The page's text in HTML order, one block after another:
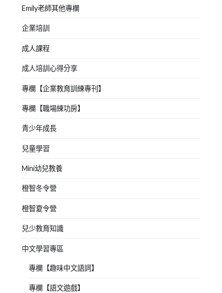
Emily老師其他專欄
企業培訓
成人課程
成人培訓心得分享
專欄【企業教育訓練專刊】
專欄【職場練功房】
青少年成長
兒童學習
Mini幼兒教養
橙智冬令營
橙智夏令營
兒少教育知識
中文學習專區
專欄【趣味中文語詞】
專欄【語文遊戲】